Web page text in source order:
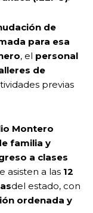
de
para esa
, el personal
de
previas
Montero
familia y
a clases
asisten a las 12
del estado, con
ordenada y